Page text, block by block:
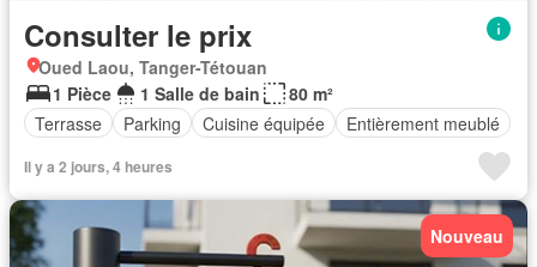
Consulter le prix
Oued Laou, Tanger-Tétouan
1 Pièce
1 Salle de bain
80 m²
Terrasse
Parking Cuisine équipée Entièrement meublé
Il y a 2 jours, 4 heures
Nouveau